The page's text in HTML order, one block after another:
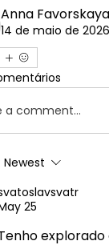
Anna Favorskaya
14 de maio de 2026
a comment...
Newest
25